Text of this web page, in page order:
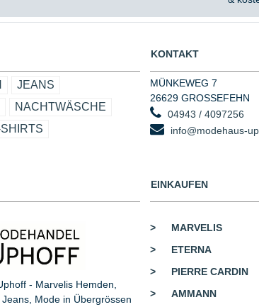
JEANS
NACHTWÄSCHE
KONTAKT
MÜNKEWEG 7
26629 GROSSEFEHN
04943 / 4097256
info@modehaus-
- Marvelis Hemden,
Mode in Übergrössen
EINKAUFEN
>
MARVELIS
>
ETERNA
>
PIERRE CARDIN
>
AMMANN